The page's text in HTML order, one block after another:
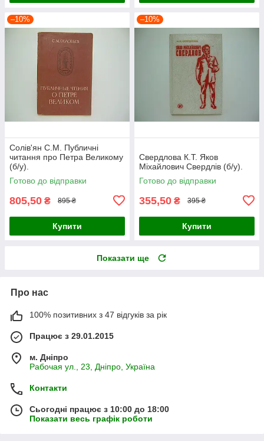
–10%
Солів'ян С.М. Публичні
читання про Петра Великому
(б/у).
Готово до відправки
805,50 ₴ 895 ₴
Купити
–10%
Свердлова К.Т. Яков
Міхайлович Свердлів (б/у).
Готово до відправки
355,50 ₴ 395 ₴
Купити
Показати ще
Про нас
100% позитивних з 47 відгуків за рік
Працює з 29.01.2015
м. Дніпро
Рабочая ул., 23, Дніпро, Україна
Контакти
Сьогодні працює з 10:00 до 18:00
Показати весь графік роботи